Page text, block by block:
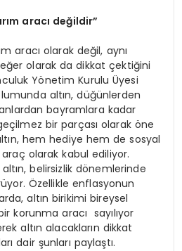
aracı değildir”
aracı olarak değil, aynı
olarak da dikkat çektiğini
Yönetim Kurulu Üyesi
altın, düğünlerden
bayramlara kadar
bir parçası olarak öne
hem hediye hem de sosyal
olarak kabul ediliyor.
belirsizlik dönemlerinde
Özellikle enflasyonun
altın birikimi bireysel
korunma aracı sayılıyor
altın alacakların dikkat
dair şunları paylaştı.